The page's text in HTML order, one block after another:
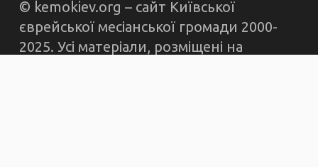
© kemokiev.org – сайт Київської
єврейської месіанської громади 2000-
2025. Усі матеріали, розміщені на